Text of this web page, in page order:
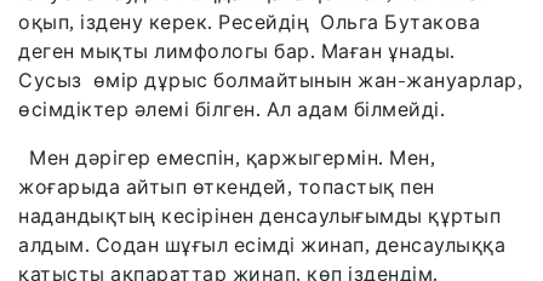
оқып, іздену керек. Ресейдің Ольга Бутакова
деген мықты лимфологы бар. Маған ұнады.
Сусыз өмір дұрыс болмайтынын жан-жануарлар,
өсімдіктер әлемі білген. Ал адам білмейді.
Мен дәрігер емеспін, қаржыгермін. Мен,
жоғарыда айтып өткендей, топастық пен
надандықтың кесірінен денсаулығымды құртып
алдым. Содан шұғыл есімді жинап, денсаулыққа
қатысты ақпараттар жинап, көп іздендім.